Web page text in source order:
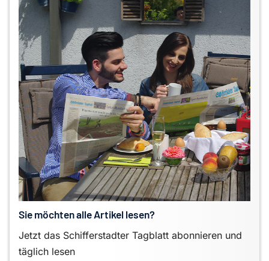
Sie möchten alle Artikel lesen?
Jetzt das Schifferstadter Tagblatt abonnieren und
täglich lesen